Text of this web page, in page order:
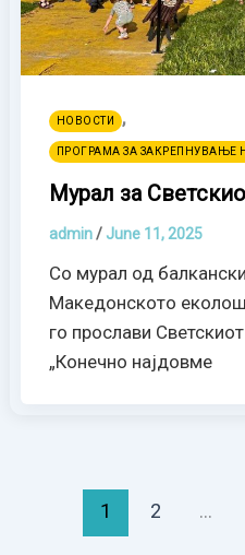
НОВОСТИ ,
ПРОГРАМА ЗА ЗАКРЕПНУВАЊЕ
Мурал за
admin/ June 11, 2025
Со мурал од
Македонското
го прослави
„Конечно најдовме
1 2 …